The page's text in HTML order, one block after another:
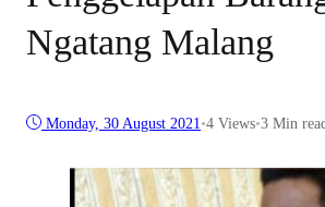
Ngatang Malang
Monday, 30 August 2021 •4 Views•3 Min